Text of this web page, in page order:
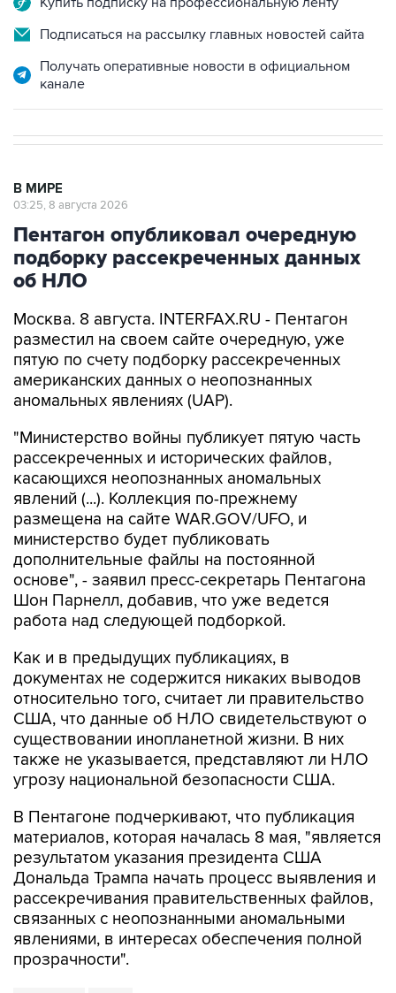
Подписаться на рассылку главных новостей сайта
Получать оперативные новости в официальном
канале
В МИРЕ
03:25, 8 августа 2026
Пентагон опубликовал очередную
подборку рассекреченных данных
об НЛО
Москва. 8 августа. INTERFAX.RU - Пентагон
разместил на своем сайте очередную, уже
пятую по счету подборку рассекреченных
американских данных о неопознанных
аномальных явлениях (UAP).
"Министерство войны публикует пятую часть
рассекреченных и исторических файлов,
касающихся неопознанных аномальных
явлений (...). Коллекция по-прежнему
размещена на сайте WAR.GOV/UFO, и
министерство будет публиковать
дополнительные файлы на постоянной
основе", - заявил пресс-секретарь Пентагона
Шон Парнелл, добавив, что уже ведется
работа над следующей подборкой.
Как и в предыдущих публикациях, в
документах не содержится никаких выводов
относительно того, считает ли правительство
США, что данные об НЛО свидетельствуют о
существовании инопланетной жизни. В них
также не указывается, представляют ли НЛО
угрозу национальной безопасности США.
В Пентагоне подчеркивают, что публикация
материалов, которая началась 8 мая, "является
результатом указания президента США
Дональда Трампа начать процесс выявления и
рассекречивания правительственных файлов,
связанных с неопознанными аномальными
явлениями, в интересах обеспечения полной
прозрачности".